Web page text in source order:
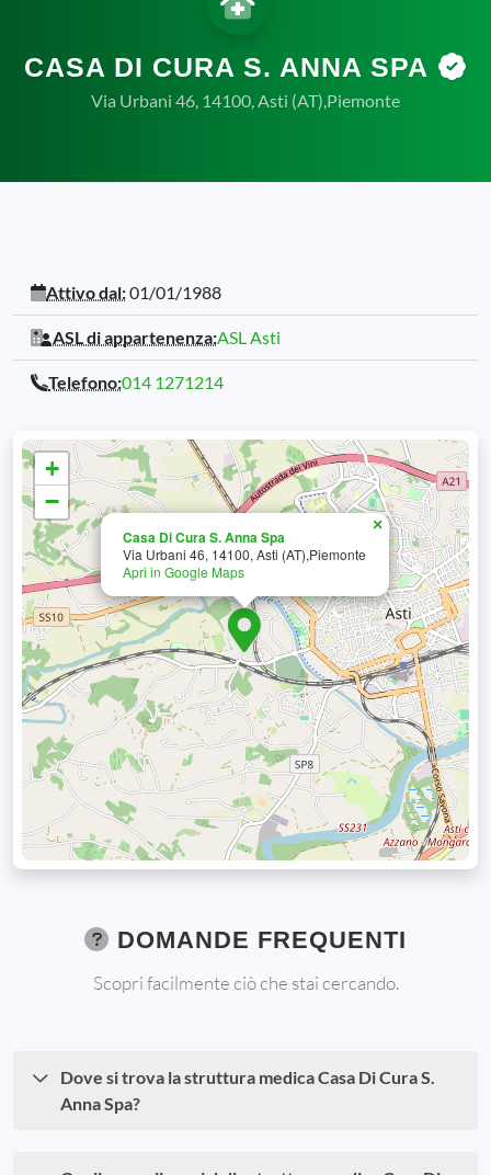
CASA DI CURA S. ANNA SPA
Via Urbani 46, 14100, Asti (AT),Piemonte
Attivo dal:01/01/1988
ASL di appartenenza:ASL Asti
Telefono:014 1271214
Casa Di Cura S. Anna Spa
Via Urbani 46, 14100, Asti (AT),Piemonte
Apri in Google Maps
×
+
−
DOMANDE FREQUENTI
Scopri facilmente ciò che stai cercando.
Dove si trova la struttura medica Casa Di Cura S.
Anna Spa?